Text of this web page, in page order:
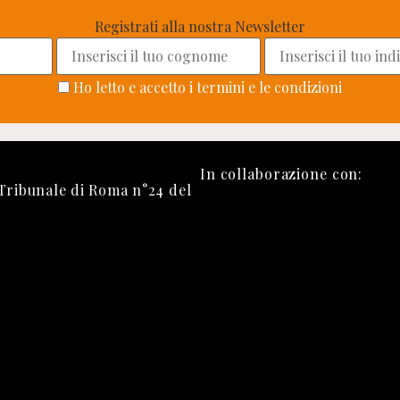
Registrati alla nostra Newsletter
Ho letto e accetto i termini e le condizioni
di Roma n°24 del
In collaborazione con: